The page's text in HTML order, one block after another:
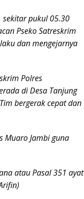
sekitar pukul 05.30
Pseko Satreskrim
dan mengejarnya
Polres
di Desa Tanjung
bergerak cepat dan
Muaro Jambi guna
atau Pasal 351 ayat